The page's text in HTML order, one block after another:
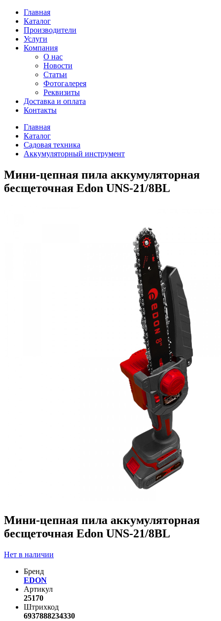
Главная
Каталог
Производители
Услуги
Компания
О нас
Новости
Статьи
Фотогалерея
Реквизиты
Доставка и оплата
Контакты
Главная
Каталог
Садовая техника
Аккумуляторный инструмент
Мини-цепная пила аккумуляторная
бесщеточная Edon UNS-21/8BL
Мини-цепная пила аккумуляторная
бесщеточная Edon UNS-21/8BL
Нет в наличии
Бренд
EDON
Артикул
25170
Штрихкод
6937888234330